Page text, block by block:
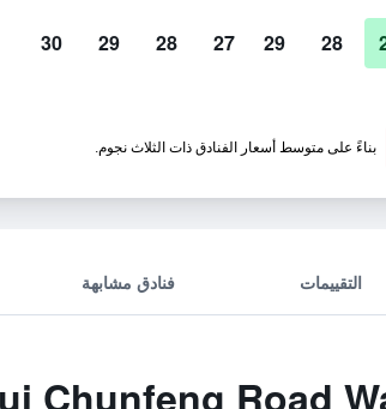
عرض الأسعار
التقييمات فنادق مشابهة
28
29
27
28
29
30
بناءً على متوسط أسعار الفنادق ذات الثلاث نجوم.